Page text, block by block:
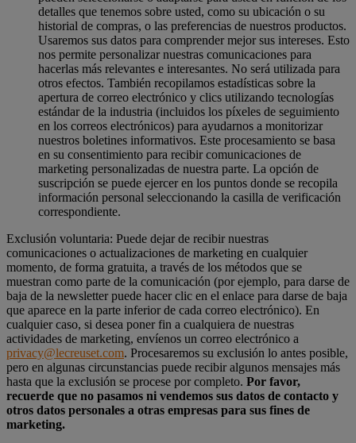
detalles que tenemos sobre usted, como su ubicación o su
historial de compras, o las preferencias de nuestros productos.
Usaremos sus datos para comprender mejor sus intereses. Esto
nos permite personalizar nuestras comunicaciones para
hacerlas más relevantes e interesantes. No será utilizada para
otros efectos. También recopilamos estadísticas sobre la
apertura de correo electrónico y clics utilizando tecnologías
estándar de la industria (incluidos los píxeles de seguimiento
en los correos electrónicos) para ayudarnos a monitorizar
nuestros boletines informativos. Este procesamiento se basa
en su consentimiento para recibir comunicaciones de
marketing personalizadas de nuestra parte. La opción de
suscripción se puede ejercer en los puntos donde se recopila
información personal seleccionando la casilla de verificación
correspondiente.
Exclusión voluntaria: Puede dejar de recibir nuestras
comunicaciones o actualizaciones de marketing en cualquier
momento, de forma gratuita, a través de los métodos que se
muestran como parte de la comunicación (por ejemplo, para darse de
baja de la newsletter puede hacer clic en el enlace para darse de baja
que aparece en la parte inferior de cada correo electrónico). En
cualquier caso, si desea poner fin a cualquiera de nuestras
actividades de marketing, envíenos un correo electrónico a
privacy@lecreuset.com. Procesaremos su exclusión lo antes posible,
pero en algunas circunstancias puede recibir algunos mensajes más
hasta que la exclusión se procese por completo. Por favor,
recuerde que no pasamos ni vendemos sus datos de contacto y
otros datos personales a otras empresas para sus fines de
marketing.